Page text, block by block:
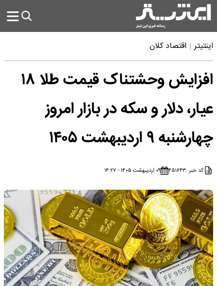
اینتیتر اقتصاد کلان
افزایش وحشتناک قیمت طلا ۱۸
عیار، دلار و سکه در بازار امروز
چهارشنبه ۹ اردیبهشت ۱۴۰۵
کد خبر :۴۵۱۶۴۳ ۰۹ اردیبهشت ۱۴۰۵ - ۱۴:۲۷